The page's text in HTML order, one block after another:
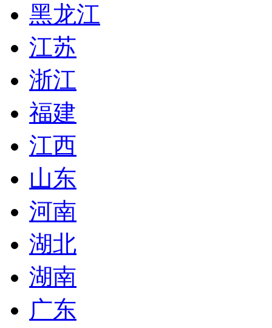
黑龙江
江苏
浙江
福建
江西
山东
河南
湖北
湖南
广东